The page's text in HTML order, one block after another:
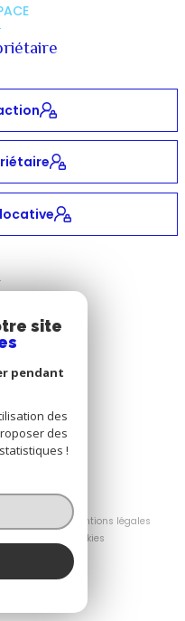
réservés
Mentions légales
Cookies
site
pendant
des
des
!